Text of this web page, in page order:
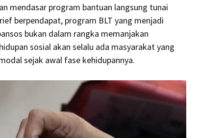
mendasar program bantuan langsung tunai
berpendapat, program BLT yang menjadi
bukan dalam rangka memanjakan
sosial akan selalu ada masyarakat yang
sejak awal fase kehidupannya.